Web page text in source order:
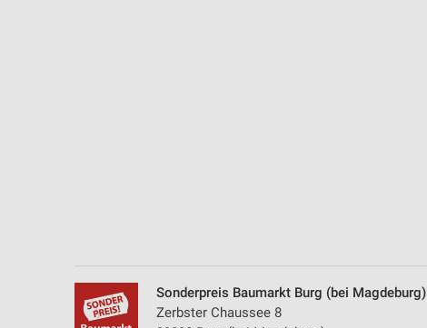
Sonderpreis Baumarkt Burg (bei Magdeburg)
Zerbster Chaussee 8
Funktional